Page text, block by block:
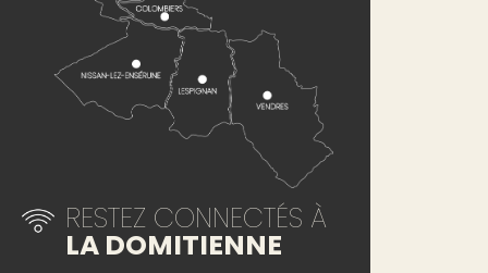
RESTEZ CONNECTÉS À
LA DOMITIENNE